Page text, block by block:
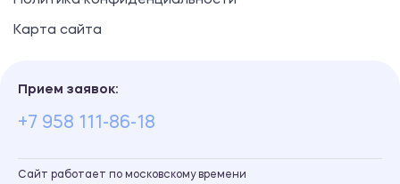
Карта сайта
Прием заявок:
+7 958 111-86-18
Сайт работает по московскому времени